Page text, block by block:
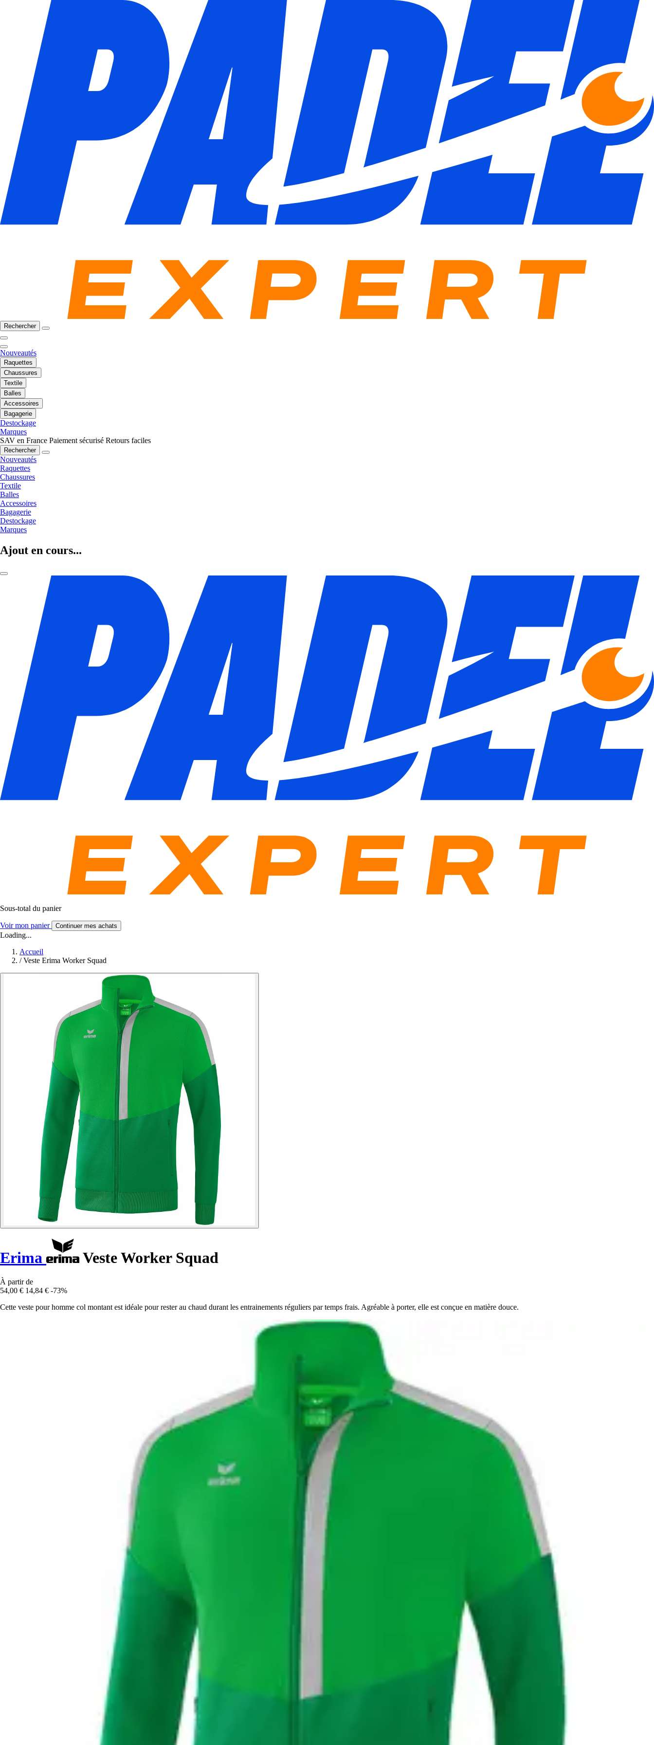
Rechercher
Nouveautés
Raquettes
Chaussures
Textile
Balles
Accessoires
Bagagerie
Destockage
Marques
SAV en France Paiement sécurisé Retours faciles
Rechercher
Nouveautés
Raquettes
Chaussures
Textile
Balles
Accessoires
Bagagerie
Destockage
Marques
Ajout en cours...
Sous-total du panier
Voir mon panier Continuer mes achats
Loading...
Accueil
/ Veste Erima Worker Squad
Erima Veste Worker Squad
À partir de
54,00 € 14,84 € -73%
Cette veste pour homme col montant est idéale pour rester au chaud durant les entrainements réguliers par temps frais. Agréable à porter, elle est conçue en matière douce.